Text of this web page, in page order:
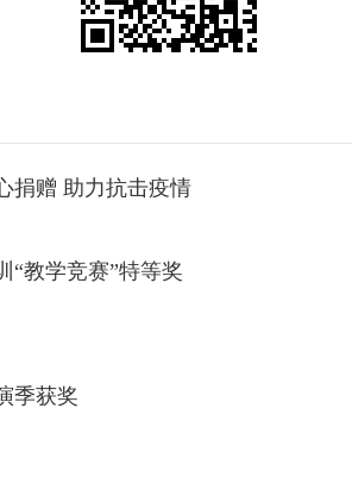
捐赠 助力抗击疫情
“教学竞赛”特等奖
季获奖